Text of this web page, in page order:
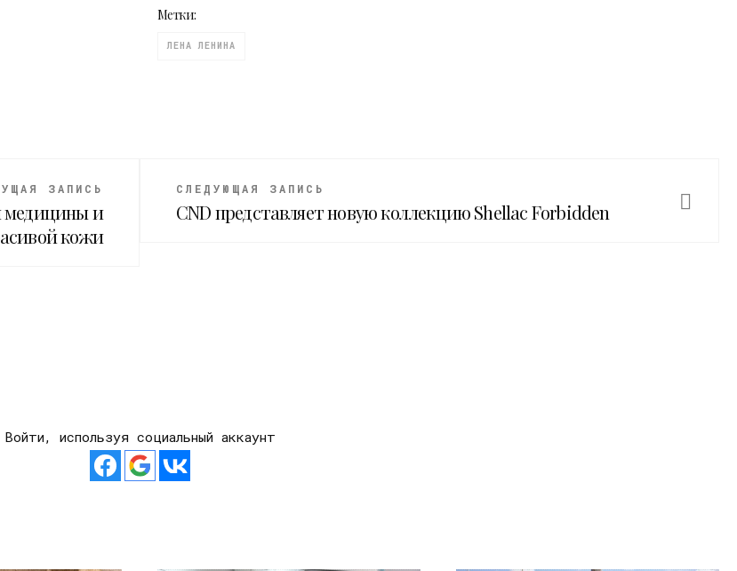
Метки:
ЛЕНА ЛЕНИНА
ЗАПИСЬ
медицины и
кожи
СЛЕДУЮЩАЯ ЗАПИСЬ
CND представляет новую коллекцию Shellac Forbidden
Войти, используя социальный аккаунт